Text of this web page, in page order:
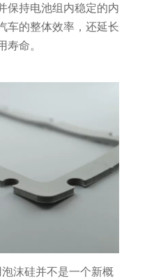
保持电池组内稳定的内
车的整体效率，还延长
寿命。
沫硅并不是一个新概